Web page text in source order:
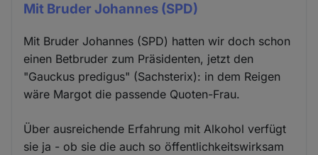
Mit Bruder Johannes (SPD)
Mit Bruder Johannes (SPD) hatten wir doch schon
einen Betbruder zum Präsidenten, jetzt den
"Gauckus predigus" (Sachsterix): in dem Reigen
wäre Margot die passende Quoten-Frau.
Über ausreichende Erfahrung mit Alkohol verfügt
sie ja - ob sie die auch so öffentlichkeitswirksam